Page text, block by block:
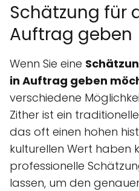
Schätzung für
Auftrag geben
Wenn Sie eine
in Auftrag geben
verschiedene
Zither ist ein
das oft einen hohen
kulturellen Wert haben
professionelle
lassen, um den